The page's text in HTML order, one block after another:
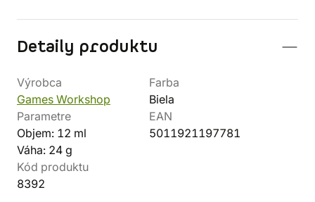
Detaily produktu
Výrobca
Games Workshop
Farba
Biela
Parametre
Objem: 12 ml
Váha: 24 g
EAN
5011921197781
Kód produktu
8392